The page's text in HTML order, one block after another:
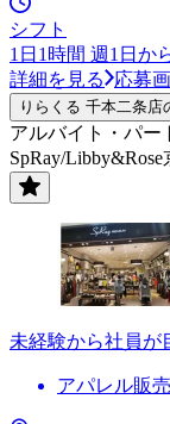
シフト
1日1時間 週1日か
詳細を見る
応募
りらくる 千本二条店
アルバイト・パー
SpRay/
未経験から社員が
アパレル販